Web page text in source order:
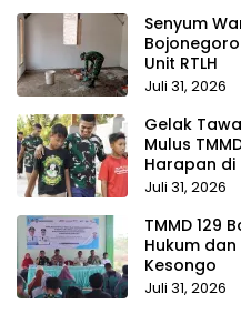
Senyum
Unit RTLH
Juli 31, 2026
Gelak
Mulus
Harapan di
Juli 31, 2026
TMMD 129
Hukum
Kesongo
Juli 31, 2026